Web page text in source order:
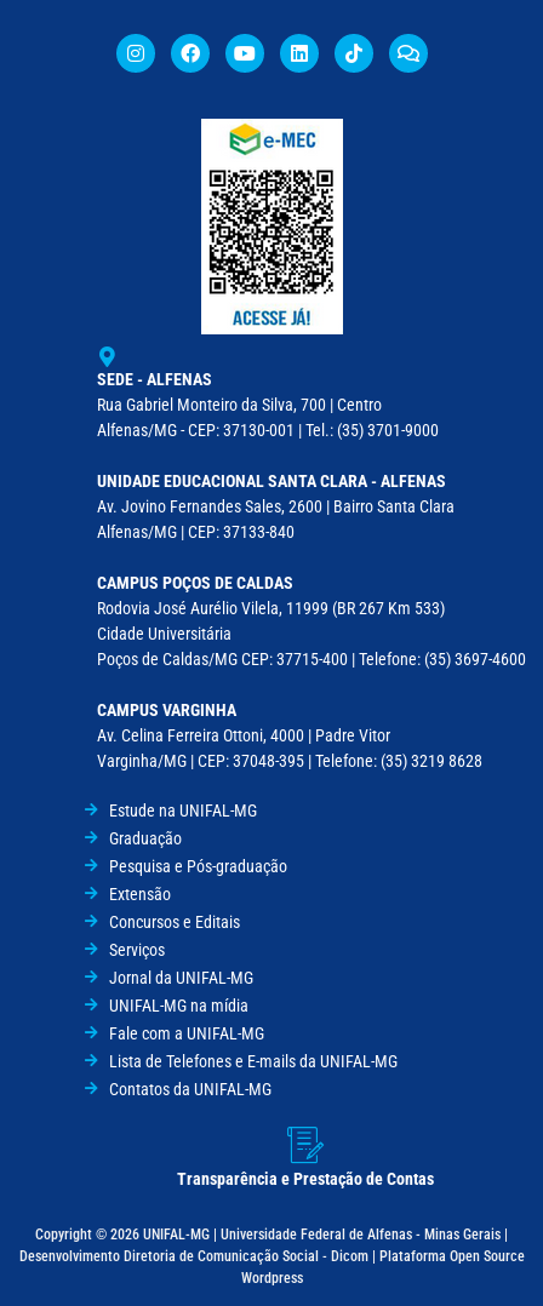
SEDE - ALFENAS
Rua Gabriel Monteiro da Silva, 700 | Centro
Alfenas/MG - CEP: 37130-001 | Tel.: (35) 3701-9000
UNIDADE EDUCACIONAL SANTA CLARA - ALFENAS
Av. Jovino Fernandes Sales, 2600 | Bairro Santa Clara
Alfenas/MG | CEP: 37133-840
CAMPUS POÇOS DE CALDAS
Rodovia José Aurélio Vilela, 11999 (BR 267 Km 533)
Cidade Universitária
Poços de Caldas/MG CEP: 37715-400 | Telefone: (35) 3697-4600
CAMPUS VARGINHA
Av. Celina Ferreira Ottoni, 4000 | Padre Vitor
Varginha/MG | CEP: 37048-395 | Telefone: (35) 3219 8628
Estude na UNIFAL-MG
Graduação
Pesquisa e Pós-graduação
Extensão
Concursos e Editais
Serviços
Jornal da UNIFAL-MG
UNIFAL-MG na mídia
Fale com a UNIFAL-MG
Lista de Telefones e E-mails da UNIFAL-MG
Contatos da UNIFAL-MG
Transparência e Prestação de Contas
Copyright © 2026 UNIFAL-MG | Universidade Federal de Alfenas - Minas Gerais |
Desenvolvimento Diretoria de Comunicação Social - Dicom | Plataforma Open Source
Wordpress